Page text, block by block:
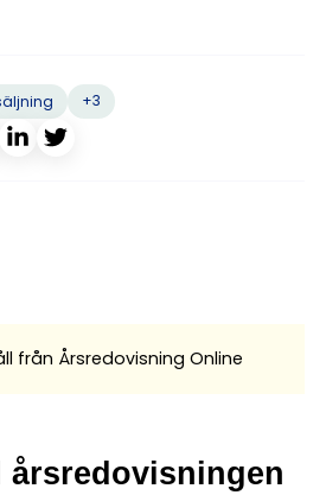
+3
från Årsredovisning Online
årsredovisningen